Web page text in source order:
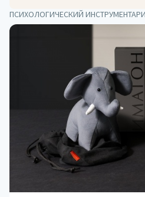
ПСИХОЛОГИЧЕСКИЙ